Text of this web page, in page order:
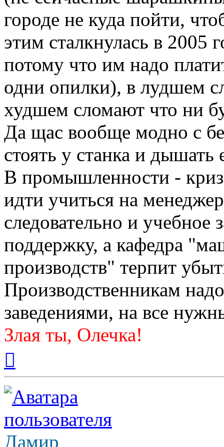
городе не куда пойти,
этим сталкнулась в 2005
потому что им надо
одни опилки), в лудшем
худшем сломают что ни
Да щас вообще модно с
стоять у станка и
В промышленности -
идти учиться на
следовательно и учебное
поддержку, а кафедра
производств" терпит
Производственникам
заведениями, на все
Злая ты, Олечка!
началу
Дамир